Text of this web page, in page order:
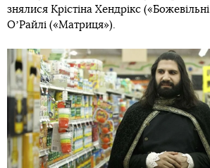
знялися Крістіна Хендрікс
ОʼРайлі («Матриця»).